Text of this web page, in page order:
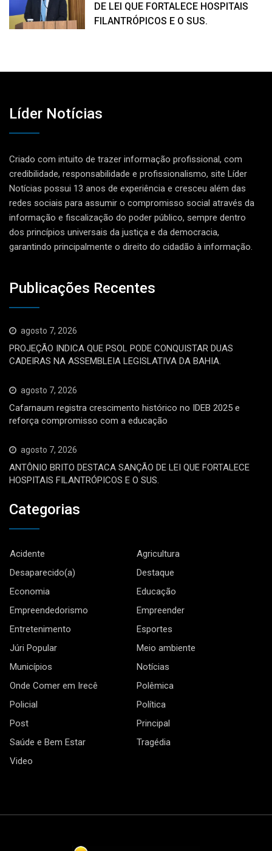
DE LEI QUE FORTALECE HOSPITAIS
FILANTRÓPICOS E O SUS.
Líder Notícias
Criado com intuito de trazer informação profissional, com
credibilidade, responsabilidade e profissionalismo, site Líder
Notícias possui 13 anos de experiência e cresceu além das
redes sociais para assumir o compromisso social através da
informação e fiscalização do poder público, sempre dentro
dos princípios universais da justiça e da democracia,
garantindo principalmente o direito do cidadão à informação.
Publicações Recentes
agosto 7, 2026
PROJEÇÃO INDICA QUE PSOL PODE CONQUISTAR DUAS
CADEIRAS NA ASSEMBLEIA LEGISLATIVA DA BAHIA.
agosto 7, 2026
Cafarnaum registra crescimento histórico no IDEB 2025 e
reforça compromisso com a educação
agosto 7, 2026
ANTÔNIO BRITO DESTACA SANÇÃO DE LEI QUE FORTALECE
HOSPITAIS FILANTRÓPICOS E O SUS.
Categorias
Acidente
Agricultura
Desaparecido(a)
Destaque
Economia
Educação
Empreendedorismo
Empreender
Entretenimento
Esportes
Júri Popular
Meio ambiente
Municípios
Notícias
Onde Comer em Irecê
Polêmica
Policial
Política
Post
Principal
Saúde e Bem Estar
Tragédia
Video